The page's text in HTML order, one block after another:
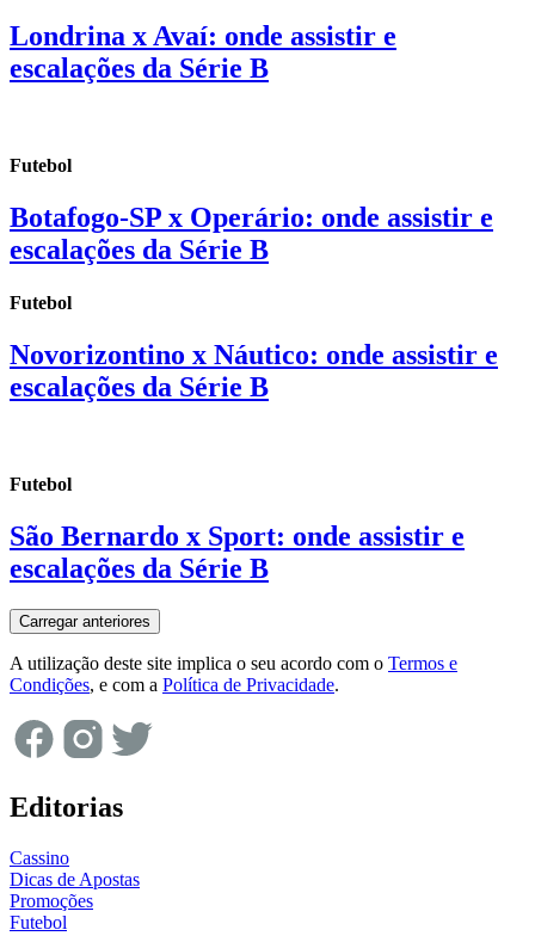
Londrina x Avaí: onde assistir e
escalações da Série B
Futebol
Botafogo-SP x Operário: onde assistir e
escalações da Série B
Futebol
Novorizontino x Náutico: onde assistir e
escalações da Série B
Futebol
São Bernardo x Sport: onde assistir e
escalações da Série B
Carregar anteriores
A utilização deste site implica o seu acordo com o Termos e
Condições, e com a Política de Privacidade.
Editorias
Cassino
Dicas de Apostas
Promoções
Futebol